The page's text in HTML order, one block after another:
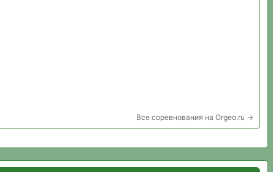
Все соревнования на Orgeo.ru →